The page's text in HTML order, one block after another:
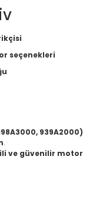
seçenekleri
939A2000)
.
ve güvenilir motor